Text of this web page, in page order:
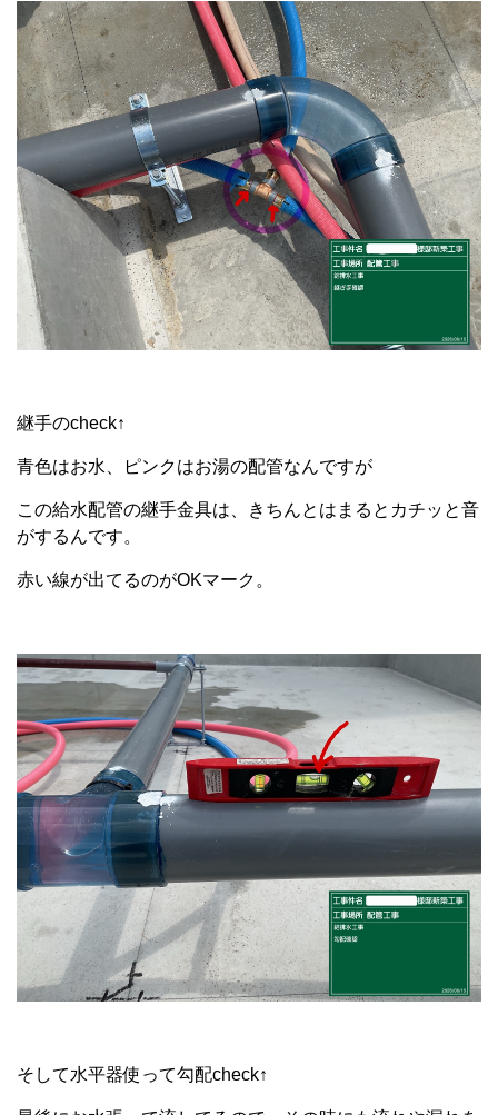
継手のcheck↑
青色はお水、ピンクはお湯の配管なんですが
この給水配管の継手金具は、きちんとはまるとカチッと音
がするんです。
赤い線が出てるのがOKマーク。
そして水平器使って勾配check↑